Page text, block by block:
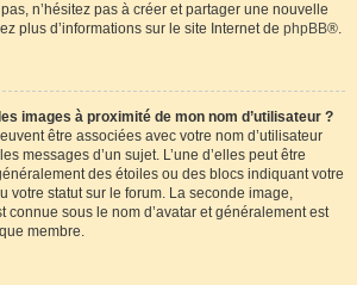
n’hésitez pas à créer et partager une nouvelle
plus d’informations sur le site Internet de phpBB®.
images à proximité de mon nom d’utilisateur ?
être associées avec votre nom d’utilisateur
messages d’un sujet. L’une d’elles peut être
des étoiles ou des blocs indiquant votre
votre statut sur le forum. La seconde image,
connue sous le nom d’avatar et généralement est
membre.